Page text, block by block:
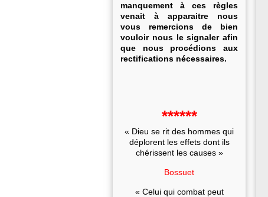
manquement à ces règles
venait à apparaitre nous
vous remercions de bien
vouloir nous le signaler afin
que nous procédions aux
rectifications nécessaires.
******
« Dieu se rit des hommes qui
déplorent les effets dont ils
chérissent les causes »
Bossuet
« Celui qui combat peut